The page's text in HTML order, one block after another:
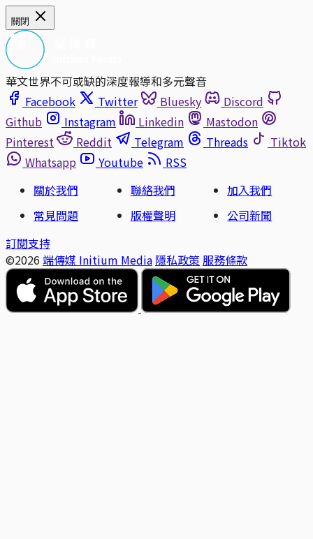
關閉
華文世界不可或缺的深度報導和多元聲音
Facebook
Twitter Bluesky
Discord
Github
Instagram Linkedin
Mastodon
Pinterest
Reddit Telegram Threads
Tiktok
Whatsapp
Youtube
RSS
關於我們
聯絡我們
加入我們
常見問題
版權聲明
公司新聞
訂閱支持
©2026 端傳媒 Initium Media 隱私政策 服務條款